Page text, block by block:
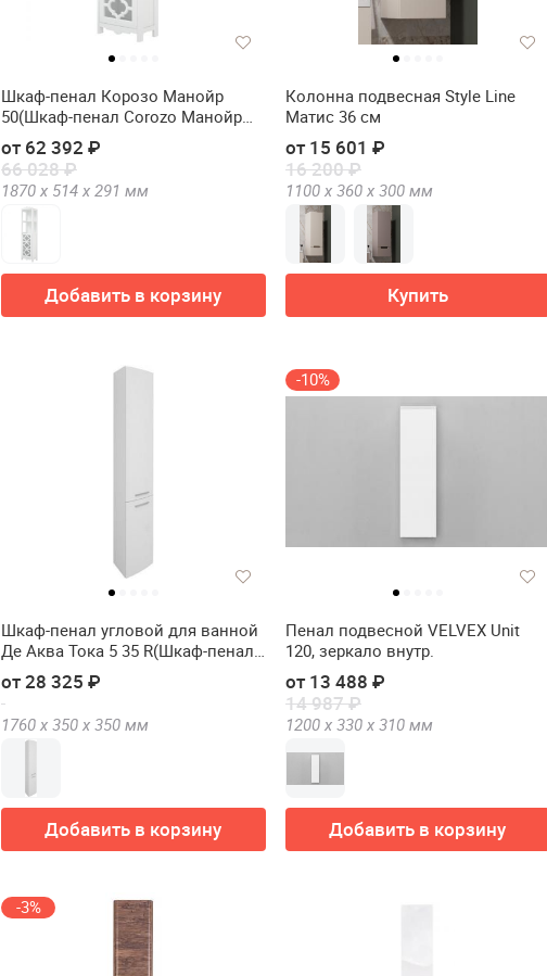
Шкаф-пенал Корозо Манойр
50(Шкаф-пенал Corozo Манойр
от 62 392 ₽
66 028 ₽
1870 х 514 х 291 мм
Добавить в корзину
Колонна подвесная Style Line
Матис 36 см
от 15 601 ₽
16 200 ₽
1100 х 360 х 300 мм
Купить
Шкаф-пенал угловой для ванной
Де Аква Тока 5 35 R(Шкаф-пенал
угловой для ванной De Aqua Тока
5 35 R)
от 28 325 ₽
1760 х 350 х 350 мм
Добавить в корзину
-10%
Пенал подвесной VELVEX Unit
120, зеркало внутр.
от 13 488 ₽
14 987 ₽
1200 х 330 х 310 мм
Добавить в корзину
-3%